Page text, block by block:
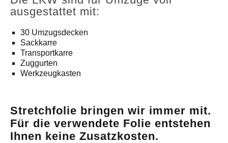
ausgestattet mit:
30 Umzugsdecken
Sackkarre
Transportkarre
Zuggurten
Werkzeugkasten
Stretchfolie bringen wir immer mit.
Für die verwendete Folie entstehen
Ihnen keine Zusatzkosten.